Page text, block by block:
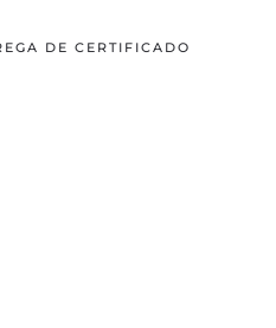
DE CERTIFICADO